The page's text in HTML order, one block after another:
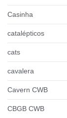
Casinha
catalépticos
cats
cavalera
Cavern CWB
CBGB CWB